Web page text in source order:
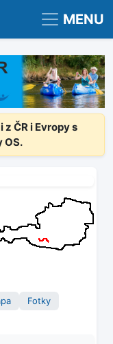
MENU
ČR i Evropy s
OS.
Fotky